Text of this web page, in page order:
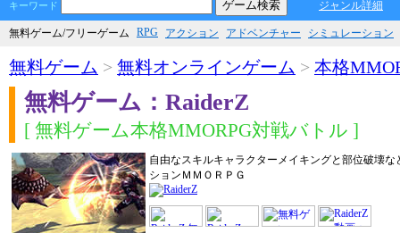
キーワード ジャンル詳細
無料ゲーム/フリーゲーム RPG アクション アドベンチャー シミュレーション
無料ゲーム > 無料オンラインゲーム > 本格
無料ゲーム：RaiderZ
[ 無料ゲーム本格MMORPG対戦バトル ]
自由なスキルキャラクターメイキングと部位破壊
ションＭＭＯＲＰＧ